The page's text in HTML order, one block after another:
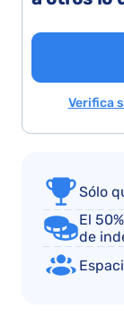
Verifica
Sólo
El
de